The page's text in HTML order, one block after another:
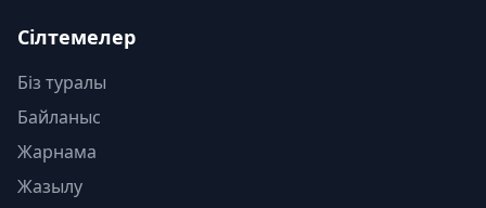
Сілтемелер
Біз туралы
Байланыс
Жарнама
Жазылу